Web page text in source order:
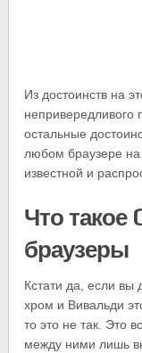
Из достоинств на
непривередливого
остальные
любом браузере
известной и
Что
браузеры
Кстати да, если вы
хром и Вивальди
то это не так. Это
между ними лишь